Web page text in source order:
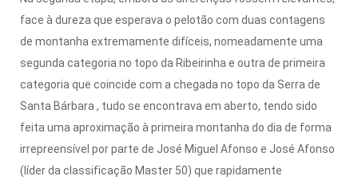
face à dureza que esperava o pelotão com duas contagens
de montanha extremamente difíceis, nomeadamente uma
segunda categoria no topo da Ribeirinha e outra de primeira
categoria que coincide com a chegada no topo da Serra de
Santa Bárbara , tudo se encontrava em aberto, tendo sido
feita uma aproximação à primeira montanha do dia de forma
irrepreensível por parte de José Miguel Afonso e José Afonso
(líder da classificação Master 50) que rapidamente